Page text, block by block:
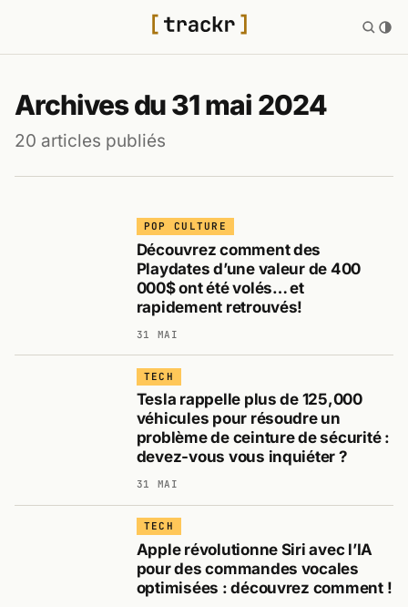
Archives du 31 mai 2024
20 articles publiés
POP CULTURE
Découvrez comment des
Playdates d’une valeur de 400
000$ ont été volés… et
rapidement retrouvés!
31 MAI
TECH
Tesla rappelle plus de 125,000
véhicules pour résoudre un
problème de ceinture de sécurité :
devez-vous vous inquiéter ?
31 MAI
TECH
Apple révolutionne Siri avec l’IA
pour des commandes vocales
optimisées : découvrez comment !